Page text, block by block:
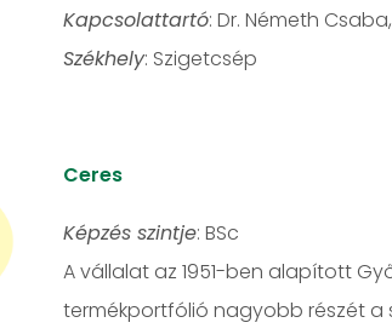
Kapcsolattartó: Dr. Németh Csaba,
Székhely: Szigetcsép
Ceres
Képzés szintje: BSc
A vállalat az 1951-ben alapított
termékportfólió nagyobb részét a